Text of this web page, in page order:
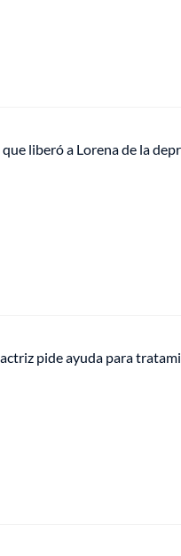
liberó a Lorena de la
pide ayuda para